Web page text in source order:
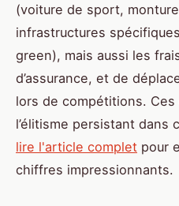
(voiture de sport,
infrastructures
green), mais aussi les
d’assurance, et de
lors de compétitions.
l’élitisme persistant dans
lire l'article complet pour
chiffres impressionnants.